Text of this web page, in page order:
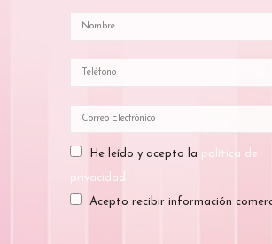
He leído y acepto la política de
privacidad
Acepto recibir información